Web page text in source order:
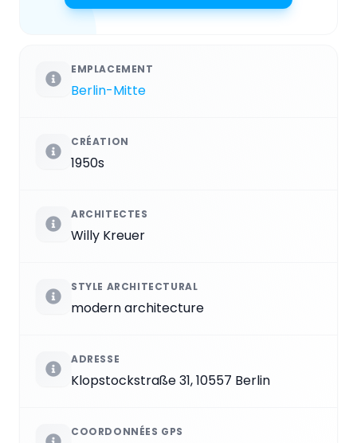
EMPLACEMENT
Berlin-Mitte
CRÉATION
1950s
ARCHITECTES
Willy Kreuer
STYLE ARCHITECTURAL
modern architecture
ADRESSE
Klopstock­stra­ße 31, 10557 Berlin
COORDONNÉES GPS